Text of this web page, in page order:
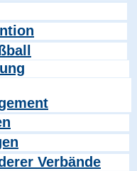
Verbände